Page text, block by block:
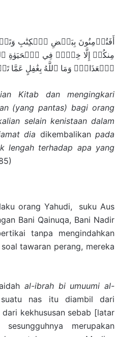
أَفَتُؤۡمِنُونَ بِبَعۡضِ ٱلۡكِتَٰبِ
مِنكُمۡ إِلَّا خِزۡيٞ فِي ٱلۡحَيَوٰةِ
ٱلۡعَذَابِۗ وَمَا ٱللَّهُ بِغَٰفِلٍ عَمَّا
Kitab
dan mengingkari
(yang pantas) bagi orang
selain kenistaan dalam
dia dikembalikanpada
lengah terhadap apa yang
orang Yahudi, suku Aus
Bani Qainuqa, Bani Nadir
tanpa mengindahkan
tawaran perang, mereka
al-ibrah bi umuumi al-
nas itu diambil dari
kekhususan sebab [latar
merupakan